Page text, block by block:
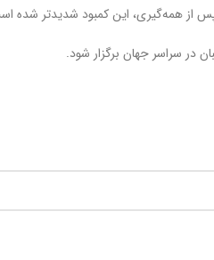
خلبان است. پیش‌بینی‌ها نشان می دهد که کمبود خلبان جهانی تا پایان دهه به
در سراسر جهان برگزار شود.